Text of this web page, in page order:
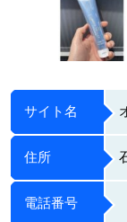
サイト名
住所
電話番号